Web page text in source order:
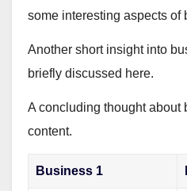
some interesting aspects of
Another short insight into
briefly discussed here.
A concluding thought about
content.
Business 1